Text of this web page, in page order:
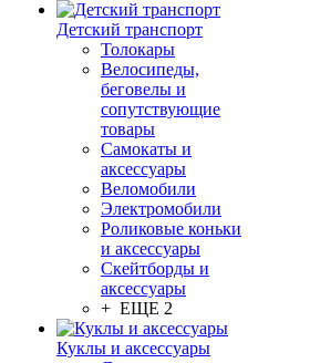
Детский транспорт
Толокары
Велосипеды,
беговелы и
сопутствующие
товары
Самокаты и
аксессуары
Веломобили
Электромобили
Роликовые коньки
и аксессуары
Скейтборды и
аксессуары
+ ЕЩЕ 2
Куклы и аксессуары